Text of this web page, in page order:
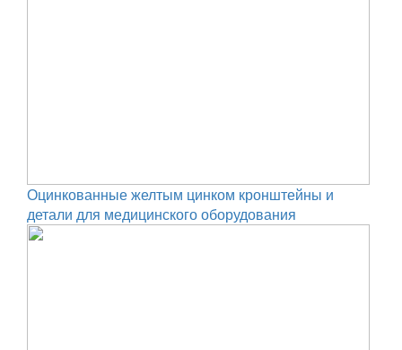
Оцинкованные желтым цинком кронштейны и
детали для медицинского оборудования